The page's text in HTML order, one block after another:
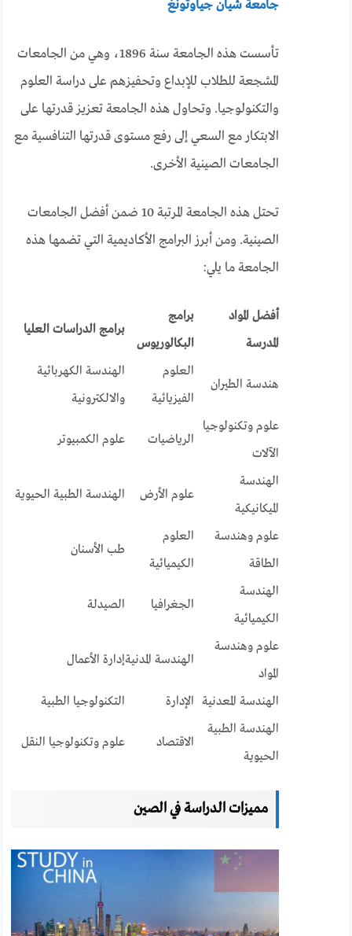
جامعة شيان جياوتونغ
تأسست هذه الجامعة سنة 1896، وهي من الجامعات
المشجعة للطلاب للإبداع وتحفيزهم على دراسة العلوم
والتكنولوجيا. وتحاول هذه الجامعة تعزيز قدرتها على
الابتكار مع السعي إلى رفع مستوى قدرتها التنافسية مع
الجامعات الصينية الأخرى.
تحتل هذه الجامعة المرتبة 10 ضمن أفضل الجامعات
الصينية. ومن أبرز البرامج الأكاديمية التي تضمها هذه
الجامعة ما يلي:
أفضل المواد
المدرسة
برامج
البكالوريوس
برامج الدراسات العليا
هندسة الطيران
العلوم
الفيزيائية
الهندسة الكهربائية
والالكترونية
علوم وتكنولوجيا
الآلات
الرياضيات علوم الكمبيوتر
الهندسة
الميكانيكية
علوم الأرض الهندسة الطبية الحيوية
علوم وهندسة
الطاقة
العلوم
الكيميائية
طب الأسنان
الهندسة
الكيميائية
الجغرافيا الصيدلة
علوم وهندسة
المواد
الهندسة المدنيةإدارة الأعمال
الهندسة المعدنية الإدارة
التكنولوجيا الطبية
الهندسة الطبية
الحيوية
الاقتصاد علوم وتكنولوجيا النقل
مميزات الدراسة في الصين